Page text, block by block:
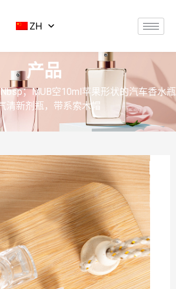
ZH
产品
；MUB空10ml苹果形状的汽车香水瓶
清新剂瓶，带系索木帽